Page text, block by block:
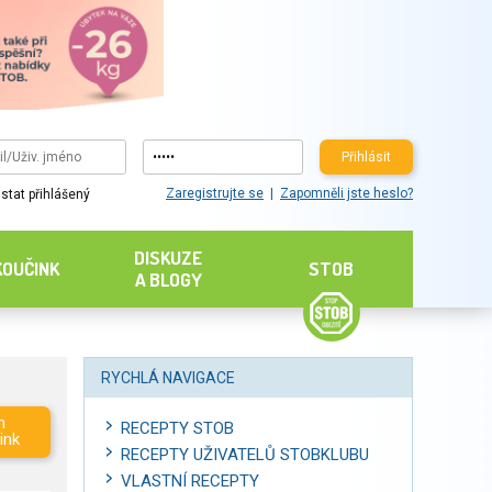
Přihlásit
přihlášený Zaregistrujte se Zapomněli jste heslo?
DISKUZE
A BLOGY
STOB
RYCHLÁ NAVIGACE
RECEPTY STOB
RECEPTY UŽIVATELŮ STOBKLUBU
VLASTNÍ RECEPTY